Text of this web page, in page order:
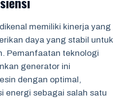
memiliki kinerja yang
daya yang stabil untuk
Pemanfaatan teknologi
generator ini
dengan optimal,
energi sebagai salah satu